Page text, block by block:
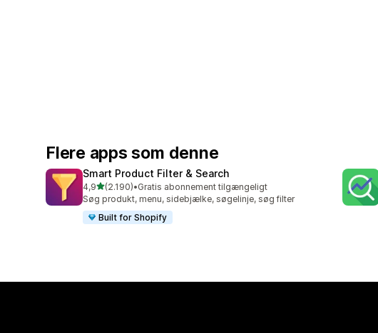
Flere apps som denne
Smart Product Filter & Search
4,9ud af 5 stjerner
(2.190)
2190 anmeldelser i alt
•Gratis abonnement tilgængeligt
Søg produkt, menu, sidebjælke, søgelinje, søg filter
Built for Shopify